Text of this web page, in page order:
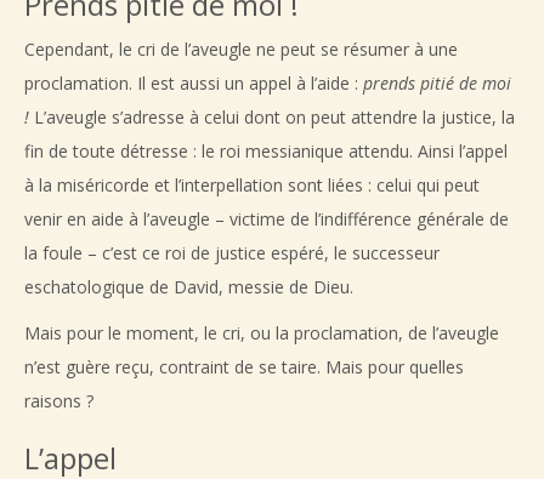
Cependant, le cri de l’aveugle ne peut se résumer à une
proclamation. Il est aussi un appel à l’aide : prends pitié de moi
! L’aveugle s’adresse à celui dont on peut attendre la justice, la
fin de toute détresse : le roi messianique attendu. Ainsi l’appel
à la miséricorde et l’interpellation sont liées : celui qui peut
venir en aide à l’aveugle – victime de l’indifférence générale de
la foule – c’est ce roi de justice espéré, le successeur
eschatologique de David, messie de Dieu.
Mais pour le moment, le cri, ou la proclamation, de l’aveugle
n’est guère reçu, contraint de se taire. Mais pour quelles
raisons ?
L’appel